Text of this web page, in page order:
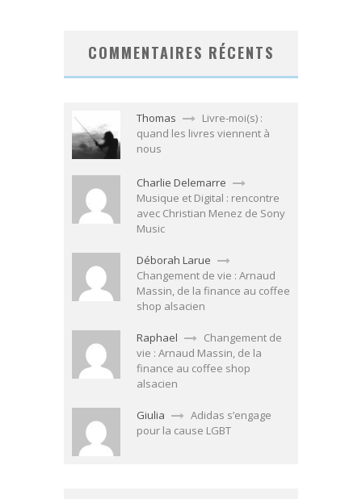
COMMENTAIRES RÉCENTS
Thomas
Livre-moi(s) :
quand les livres viennent à
nous
Charlie Delemarre
Musique et Digital : rencontre
avec Christian Menez de Sony
Music
Déborah Larue
Changement de vie : Arnaud
Massin, de la finance au coffee
shop alsacien
Raphael
Changement de
vie : Arnaud Massin, de la
finance au coffee shop
alsacien
Giulia
Adidas s’engage
pour la cause LGBT